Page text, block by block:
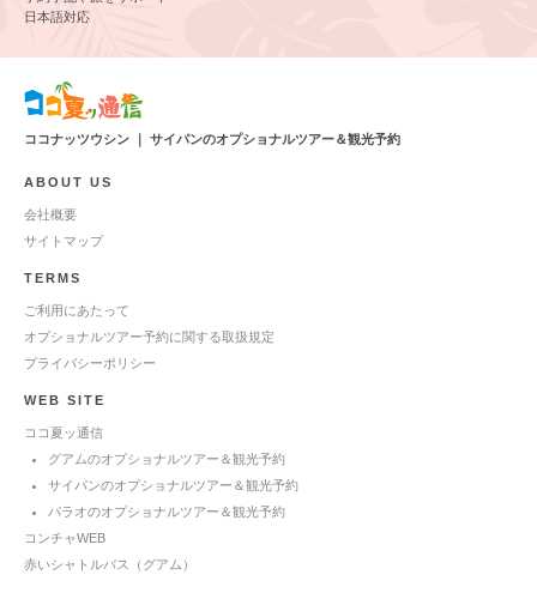
日本語対応
ココナッツウシン ｜ サイパンのオプショナルツアー＆観光予約
ABOUT US
会社概要
サイトマップ
TERMS
ご利用にあたって
オプショナルツアー予約に関する取扱規定
プライバシーポリシー
WEB SITE
ココ夏ッ通信
グアムのオプショナルツアー＆観光予約
サイパンのオプショナルツアー＆観光予約
パラオのオプショナルツアー＆観光予約
コンチャWEB
赤いシャトルバス（グアム）